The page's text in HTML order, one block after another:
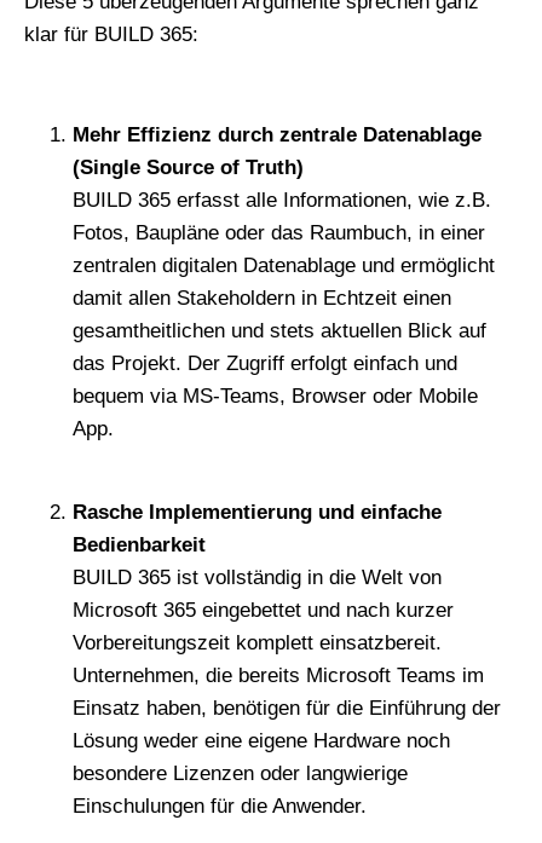
klar für BUILD 365:
Mehr Effizienz durch zentrale Datenablage
(Single Source of Truth)
BUILD 365 erfasst alle Informationen, wie z.B.
Fotos, Baupläne oder das Raumbuch, in einer
zentralen digitalen Datenablage und ermöglicht
damit allen Stakeholdern in Echtzeit einen
gesamtheitlichen und stets aktuellen Blick auf
das Projekt. Der Zugriff erfolgt einfach und
bequem via MS-Teams, Browser oder Mobile
App.
Rasche Implementierung und einfache
Bedienbarkeit
BUILD 365 ist vollständig in die Welt von
Microsoft 365 eingebettet und nach kurzer
Vorbereitungszeit komplett einsatzbereit.
Unternehmen, die bereits Microsoft Teams im
Einsatz haben, benötigen für die Einführung der
Lösung weder eine eigene Hardware noch
besondere Lizenzen oder langwierige
Einschulungen für die Anwender.